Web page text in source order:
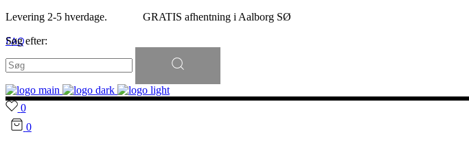
Levering 2-5 hverdage. GRATIS afhentning i Aalborg SØ
FAQ
Kontakt
Søg efter:
0
0